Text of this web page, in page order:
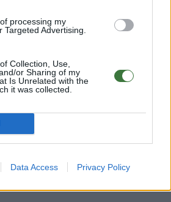
processing my
Targeted Advertising.
Collection, Use,
or Sharing of my
Is Unrelated with the
it was collected.
Data Access Privacy Policy
destinos o métodos de envío. Introduce el
cesta para más información
- Spain
956 680 448 (LU-VI 9:00 a 15:00)